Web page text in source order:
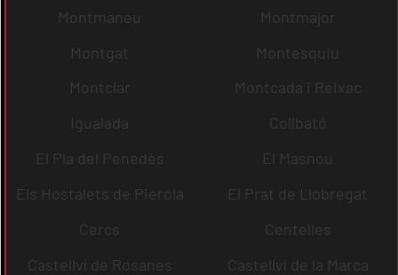
Montmaneu
Montmajor
Montgat
Montesquiu
Montclar
Montcada i Reixac
Igualada
Collbató
El Pla del Penedès
El Masnou
Els Hostalets de Pierola
El Prat de Llobregat
Cercs
Centelles
Castellví de Rosanes
Castellví de la Marca